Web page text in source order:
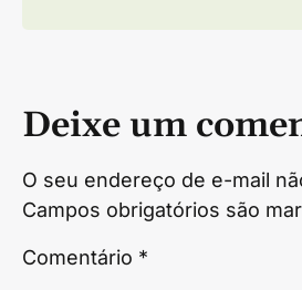
Deixe um
O seu endereço de e-mail
Campos obrigatórios são
Comentário *